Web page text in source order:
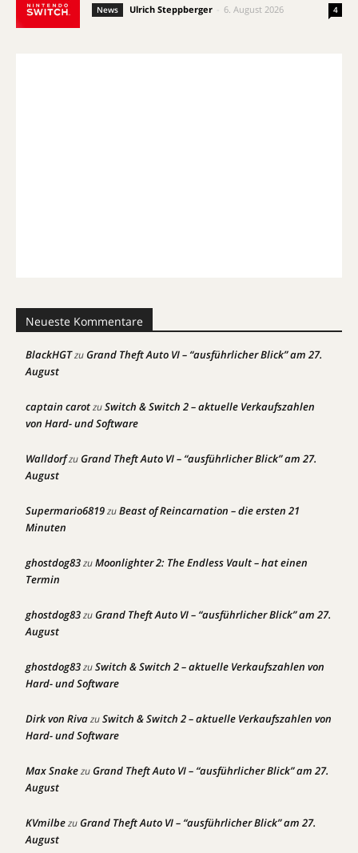
News Ulrich Steppberger 6. August 2026 4
Neueste Kommentare
BlackHGTzuGrand Theft Auto VI – “ausführlicher Blick” am 27.
August
captain carotzuSwitch & Switch 2 – aktuelle Verkaufszahlen
von Hard- und Software
WalldorfzuGrand Theft Auto VI – “ausführlicher Blick” am 27.
August
Supermario6819zuBeast of Reincarnation – die ersten 21
Minuten
ghostdog83zuMoonlighter 2: The Endless Vault – hat einen
Termin
ghostdog83zuGrand Theft Auto VI – “ausführlicher Blick” am 27.
August
ghostdog83zuSwitch & Switch 2 – aktuelle Verkaufszahlen von
Hard- und Software
Dirk von RivazuSwitch & Switch 2 – aktuelle Verkaufszahlen von
Hard- und Software
Max SnakezuGrand Theft Auto VI – “ausführlicher Blick” am 27.
August
KVmilbezuGrand Theft Auto VI – “ausführlicher Blick” am 27.
August